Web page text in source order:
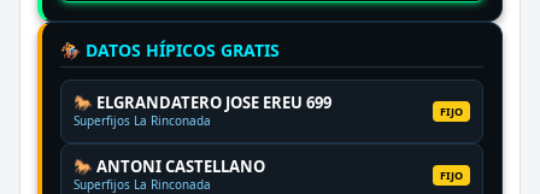
🏇 DATOS HÍPICOS GRATIS
🐎 ELGRANDATERO JOSE EREU 699
Superfijos La Rinconada
FIJO
🐎 ANTONI CASTELLANO
Superfijos La Rinconada
FIJO